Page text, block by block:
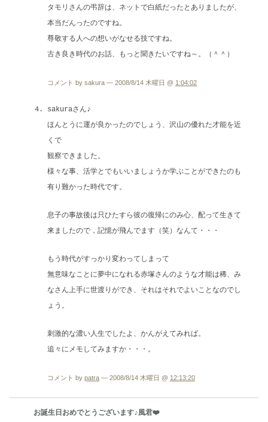
タモリさんの弔辞は、ネットで白紙だったとありましたが、
本当だんったのですね。
尊敬する人への想いがなせる技ですね。
古き良き時代のお話、もっと聞きたいですね～。（＾＾）
コメント by sakura — 2008/8/14 木曜日 @ 1:04:02
sakuraさん♪
ほんとうに運が良かったのでしょう、沢山の優れた才能を近
くで
観察できました。
様々な事、活学とでもいいましょうか学ぶことができたのも
有り難かった時代です。
息子の事故後は只ひたすら彼の復帰にのみ心、配って生きて
来ましたので，記憶が飛んでます（笑）なんて・・・
もう時代がすっかり変わってしまって
無意味なことに夢中になれる赤塚さんのような才能は稀、み
なさん上手に世渡りができ、それはそれでよいことなのでし
ょう。
刺激的な濃い人生でしたよ、かんがえてみれば。
追々にメモしてみますか・・・。
コメント by patra — 2008/8/14 木曜日 @ 12:13:20
お誕生日おめでとうございます♪風君❤️